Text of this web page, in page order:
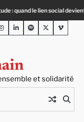
« Ça chauffe » : des
et solidarité
Instagram
LinkedInSpotifyTwitterViméo